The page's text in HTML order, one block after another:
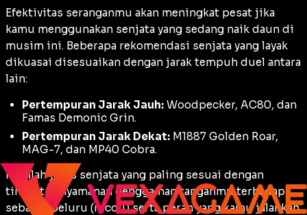
Efektivitas seranganmu akan meningkat pesat jika
kamu menggunakan senjata yang sedang naik daun di
musim ini. Beberapa rekomendasi senjata yang layak
dikuasai disesuaikan dengan jarak tempuh duel antara
lain:
Pertempuran Jarak Jauh: Woodpecker, AC80, dan
Famas Demonic Grin.
Pertempuran Jarak Dekat: M1887 Golden Roar,
MAG-7, dan MP40 Cobra.
Pilihlah jenis senjata yang paling sesuai dengan
tingkat kenyamanan genggaman tanganmu terhadap
sebaran peluru (recoil) serta peran yang kamu jalankan